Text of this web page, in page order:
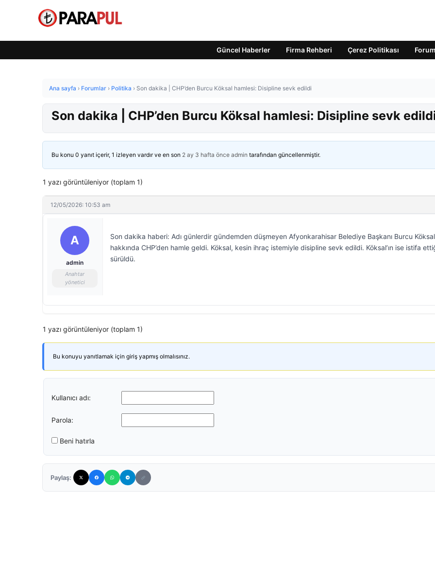
Güncel Haberler Firma Rehberi Çerez Politikası Forum
Ana sayfa › Forumlar › Politika › Son dakika | CHP’den Burcu Köksal hamlesi: Disipline sevk edildi
Son dakika | CHP’den Burcu Köksal hamlesi: Disipline sevk
Bu konu 0 yanıt içerir, 1 izleyen vardır ve en son 2 ay 3 hafta önce admin tarafından güncellenmiştir.
1 yazı görüntüleniyor (toplam 1)
12/05/2026: 10:53 am
A
admin
Anahtar
yönetici
Son dakika haberi: Adı günlerdir gündemden düşmeyen Afyonkarahisar Belediye Başkanı Burcu Köksal
hakkında CHP’den hamle geldi. Köksal, kesin ihraç istemiyle disipline sevk edildi. Köksal’ın ise istifa
sürüldü.
1 yazı görüntüleniyor (toplam 1)
Bu konuyu yanıtlamak için giriş yapmış olmalısınız.
Kullanıcı adı:
Parola:
Beni hatırla
Paylaş: